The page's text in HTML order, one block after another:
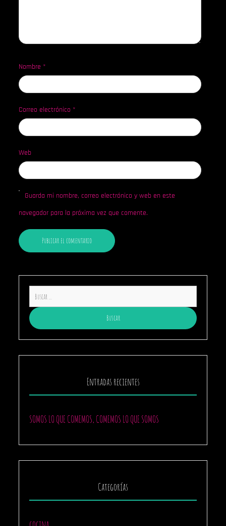
Nombre *
Correo electrónico *
Web
Guarda mi nombre, correo electrónico y web en este
navegador para la próxima vez que comente.
Entradas recientes
SOMOS LO QUE COMEMOS, COMEMOS LO QUE SOMOS
Categorías